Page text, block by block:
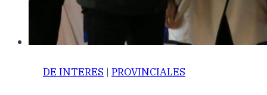
DE INTERES | PROVINCIALES